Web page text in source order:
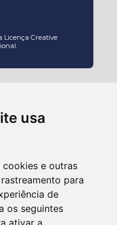
usa
e outras
para
de
os seguintes
ativar a
Licença Creative
.